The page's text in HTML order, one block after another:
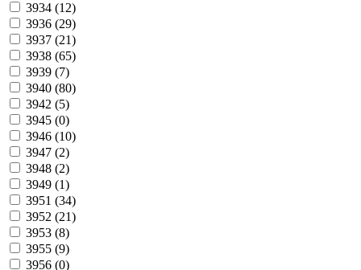
3934 (12)
3936 (29)
3937 (21)
3938 (65)
3939 (7)
3940 (80)
3942 (5)
3945 (0)
3946 (10)
3947 (2)
3948 (2)
3949 (1)
3951 (34)
3952 (21)
3953 (8)
3955 (9)
3956 (0)